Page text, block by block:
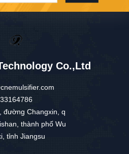
Co.,Ltd
đường Changxin, q
thành phố Wu
tỉnh Jiangsu